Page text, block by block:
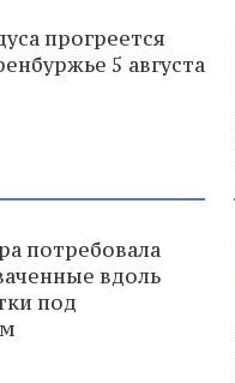
прогреется
5 августа
потребовала
вдоль
под